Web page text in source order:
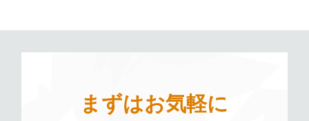
まずはお気軽に